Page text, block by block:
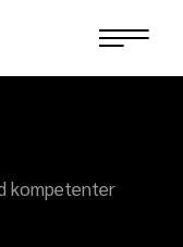
kompetenter